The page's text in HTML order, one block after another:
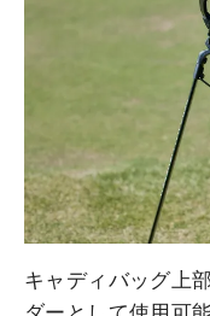
キャディバッグ上